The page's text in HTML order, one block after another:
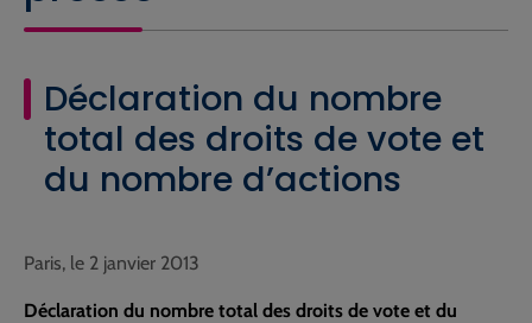
Déclaration du nombre
total des droits de vote et
du nombre d’actions
Paris, le 2 janvier 2013
Déclaration du nombre total des droits de vote et du